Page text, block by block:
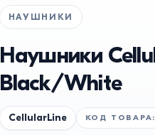
НАУШНИКИ
Наушники
Black/White
CellularLine КОД ТОВАРА: